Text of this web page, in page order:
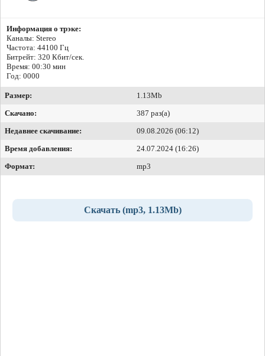
Информация о трэке:
Каналы: Stereo
Частота: 44100 Гц
Битрейт: 320 Кбит/сек.
Время: 00:30 мин
Год: 0000
Размер:
1.13Mb
Скачано:
387 раз(а)
Недавнее скачивание:
09.08.2026 (06:12)
Время добавления:
24.07.2024 (16:26)
Формат:
mp3
Скачать (mp3, 1.13Mb)